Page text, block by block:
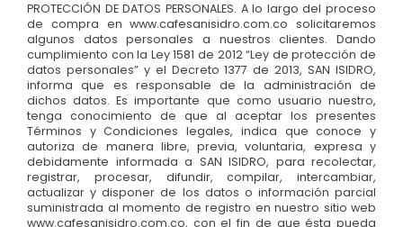
PROTECCIÓN DE DATOS PERSONALES. A lo largo del proceso
de compra en www.cafesanisidro.com.co solicitaremos
algunos datos personales a nuestros clientes. Dando
cumplimiento con la Ley 1581 de 2012 “Ley de protección de
datos personales” y el Decreto 1377 de 2013, SAN ISIDRO,
informa que es responsable de la administración de
dichos datos. Es importante que como usuario nuestro,
tenga conocimiento de que al aceptar los presentes
Términos y Condiciones legales, indica que conoce y
autoriza de manera libre, previa, voluntaria, expresa y
debidamente informada a SAN ISIDRO, para recolectar,
registrar, procesar, difundir, compilar, intercambiar,
actualizar y disponer de los datos o información parcial
suministrada al momento de registro en nuestro sitio web
www.cafesanisidro.com.co, con el fin de que ésta pueda